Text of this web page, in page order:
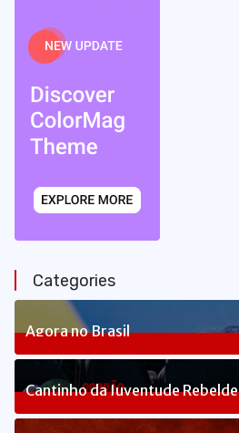
Categories
Agora no Brasil
235Posts
Cantinho da Juventude Rebelde
3Posts